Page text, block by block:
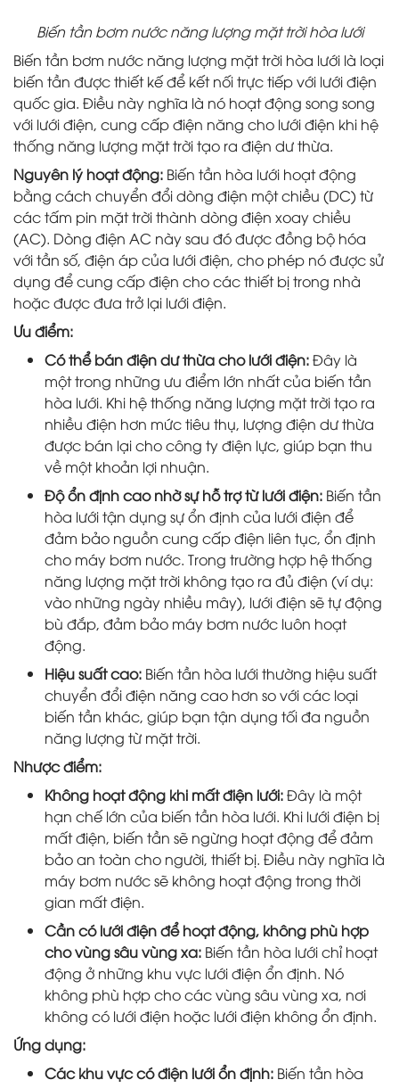
Biến tần bơm nước năng lượng mặt trời hòa lưới
Biến tần bơm nước năng lượng mặt trời hòa lưới là loại
biến tần được thiết kế để kết nối trực tiếp với lưới điện
quốc gia. Điều này nghĩa là nó hoạt động song song
với lưới điện, cung cấp điện năng cho lưới điện khi hệ
thống năng lượng mặt trời tạo ra điện dư thừa.
Nguyên lý hoạt động: Biến tần hòa lưới hoạt động
bằng cách chuyển đổi dòng điện một chiều (DC) từ
các tấm pin mặt trời thành dòng điện xoay chiều
(AC). Dòng điện AC này sau đó được đồng bộ hóa
với tần số, điện áp của lưới điện, cho phép nó được sử
dụng để cung cấp điện cho các thiết bị trong nhà
hoặc được đưa trở lại lưới điện.
Ưu điểm:
Có thể bán điện dư thừa cho lưới điện:Đây là
một trong những ưu điểm lớn nhất của biến tần
hòa lưới. Khi hệ thống năng lượng mặt trời tạo ra
nhiều điện hơn mức tiêu thụ, lượng điện dư thừa
được bán lại cho công ty điện lực, giúp bạn thu
về một khoản lợi nhuận.
Độ ổn định cao nhờ sự hỗ trợ từ lưới điện: Biến tần
hòa lưới tận dụng sự ổn định của lưới điện để
đảm bảo nguồn cung cấp điện liên tục, ổn định
cho máy bơm nước. Trong trường hợp hệ thống
năng lượng mặt trời không tạo ra đủ điện (ví dụ:
vào những ngày nhiều mây), lưới điện sẽ tự động
bù đắp, đảm bảo máy bơm nước luôn hoạt
động.
Hiệu suất cao: Biến tần hòa lưới thường hiệu suất
chuyển đổi điện năng cao hơn so với các loại
biến tần khác, giúp bạn tận dụng tối đa nguồn
năng lượng từ mặt trời.
Nhược điểm:
Không hoạt động khi mất điện lưới:Đây là một
hạn chế lớn của biến tần hòa lưới. Khi lưới điện bị
mất điện, biến tần sẽ ngừng hoạt động để đảm
bảo an toàn cho người, thiết bị. Điều này nghĩa là
máy bơm nước sẽ không hoạt động trong thời
gian mất điện.
Cần có lưới điện để hoạt động, không phù hợp
cho vùng sâu vùng xa: Biến tần hòa lưới chỉ hoạt
động ở những khu vực lưới điện ổn định. Nó
không phù hợp cho các vùng sâu vùng xa, nơi
không có lưới điện hoặc lưới điện không ổn định.
Ứng dụng:
Các khu vực có điện lưới ổn định: Biến tần hòa